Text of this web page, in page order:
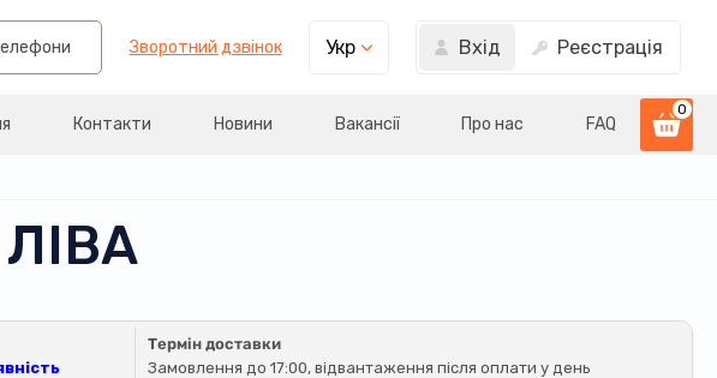
Зворотний дзвінок Укр Вхід Реєстрація
Контакти Новини Вакансії Про нас FAQ
0
Термін доставки
Замовлення до 17:00, відвантаження після оплати у день